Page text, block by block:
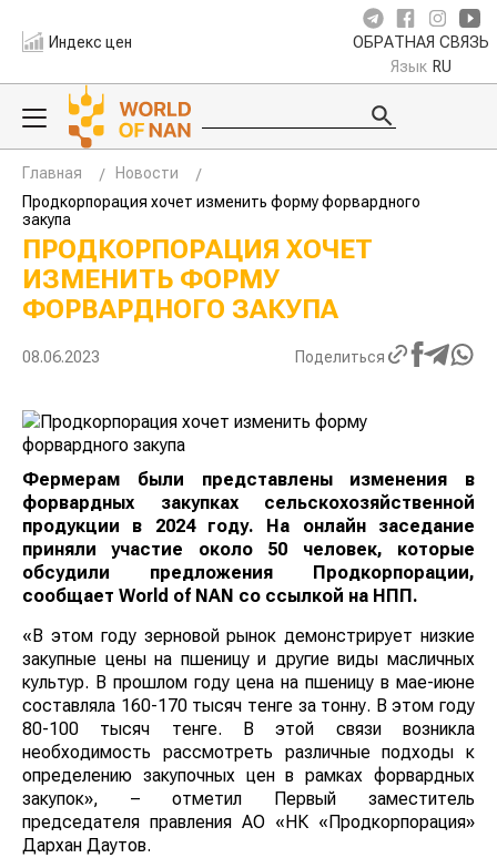
Индекс цен ОБРАТНАЯ СВЯЗЬ
Язык RU
Главная
Новости
Продкорпорация хочет изменить форму форвардного
закупа
ПРОДКОРПОРАЦИЯ ХОЧЕТ
ИЗМЕНИТЬ ФОРМУ
ФОРВАРДНОГО ЗАКУПА
08.06.2023 Поделиться
Фермерам были представлены изменения в
форвардных закупках сельскохозяйственной
продукции в 2024 году. На онлайн заседание
приняли участие около 50 человек, которые
обсудили предложения Продкорпорации,
сообщает World of NAN со ссылкой на НПП.
«В этом году зерновой рынок демонстрирует низкие
закупные цены на пшеницу и другие виды масличных
культур. В прошлом году цена на пшеницу в мае-июне
составляла 160-170 тысяч тенге за тонну. В этом году
80-100 тысяч тенге. В этой связи возникла
необходимость рассмотреть различные подходы к
определению закупочных цен в рамках форвардных
закупок», – отметил Первый заместитель
председателя правления АО «НК «Продкорпорация»
Дархан Даутов.